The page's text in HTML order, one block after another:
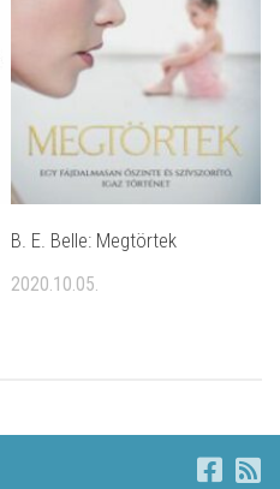
B. E. Belle: Megtörtek
2020.10.05.